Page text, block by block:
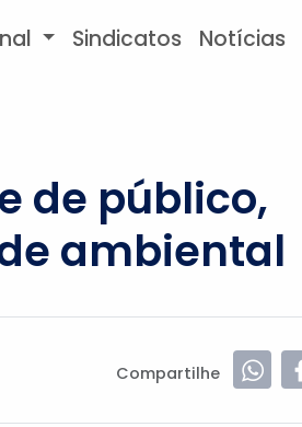
Sindicatos Notícias
de público,
ambiental
Compartilhe